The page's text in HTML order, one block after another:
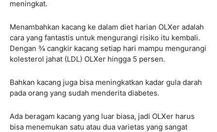
meningkat.
Menambahkan kacang ke dalam diet harian OLXer adalah
cara yang fantastis untuk mengurangi risiko itu kembali.
Dengan ¾ cangkir kacang setiap hari mampu mengurangi
kolesterol jahat (LDL) OLXer hingga 5 persen.
Bahkan kacang juga bisa meningkatkan kadar gula darah
pada orang yang sudah menderita diabetes.
Ada beragam kacang yang luar biasa, jadi OLXer harus
bisa menemukan satu atau dua varietas yang sangat